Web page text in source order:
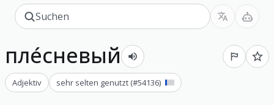
пле́сневый
Adjektiv sehr selten genutzt (#54136)